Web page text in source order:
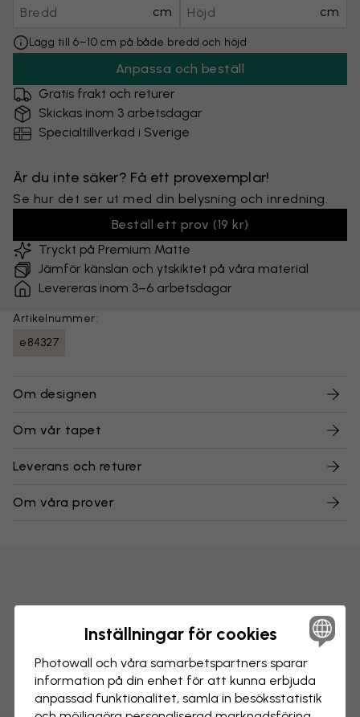
cm
cm
Lägg till 6–10 cm på både bredd och höjd
Anpassa och beställ
Gratis frakt och returer
Skickas inom 3 arbetsdagar
Specialtillverkad i Sverige
Är du inte säker? Få ett provexemplar!
Se hur det ser ut med din belysning och inredning.
Beställ ett prov (19 kr)
Tryckt på Premium Matte
Jämför känslan och ytskiktet på våra material
Levereras inom 3–6 arbetsdagar
Artikelnummer:
e84327
Om designen
Om vår tapet
Leverans och returer
Om våra prover
Inställningar för cookies
Photowall och våra samarbets­partners sparar
information på din enhet för att kunna erbjuda
anpassad funktionalitet, samla in besöks­statistik